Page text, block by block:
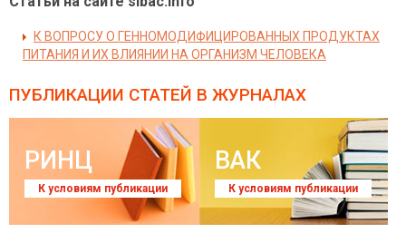
К ВОПРОСУ О ГЕННОМОДИФИЦИРОВАННЫХ ПРОДУКТАХ
ПИТАНИЯ И ИХ ВЛИЯНИИ НА ОРГАНИЗМ ЧЕЛОВЕКА
ПУБЛИКАЦИИ СТАТЕЙ В ЖУРНАЛАХ
РИНЦ
К условиям публикации
ВАК
К условиям публикации